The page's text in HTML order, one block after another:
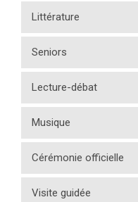
Littérature
Seniors
Lecture-débat
Musique
Cérémonie officielle
Visite guidée